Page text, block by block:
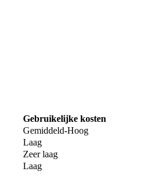
Gebruikelijke kosten
Gemiddeld-Hoog
Laag
Zeer laag
Laag